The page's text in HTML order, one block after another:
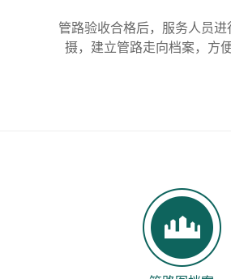
管路验收合格后，服务人员进
摄，建立管路走向档案，方